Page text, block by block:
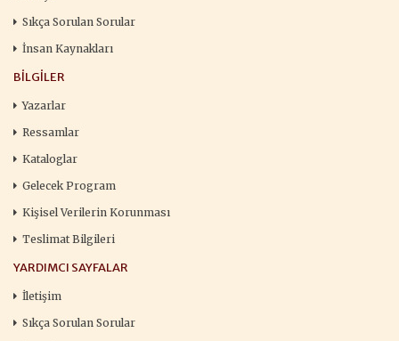
Sıkça Sorulan Sorular
İnsan Kaynakları
BILGILER
Yazarlar
Ressamlar
Kataloglar
Gelecek Program
Kişisel Verilerin Korunması
Teslimat Bilgileri
YARDIMCI SAYFALAR
İletişim
Sıkça Sorulan Sorular